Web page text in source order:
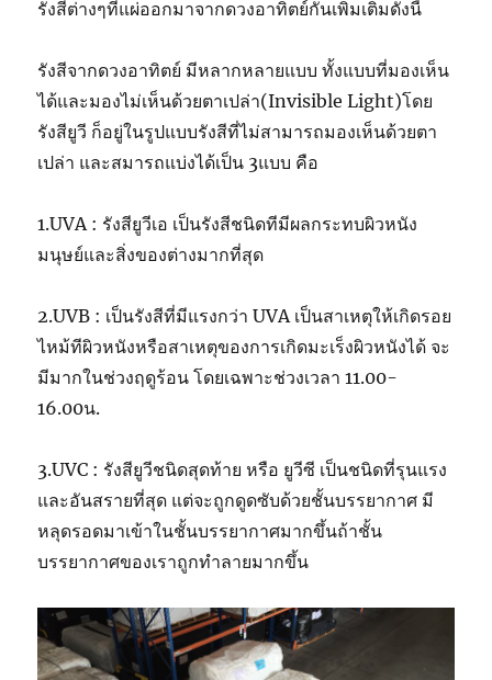
รังสีต่างๆที่แผ่ออกมาจากดวงอาทิตย์กันเพิ่มเติมดังนี้
รังสีจากดวงอาทิตย์ มีหลากหลายแบบ ทั้งแบบที่มองเห็น
ได้และมองไม่เห็นด้วยตาเปล่า(Invisible Light)โดย
รังสียูวี ก็อยู่ในรูปแบบรังสีที่ไม่สามารถมองเห็นด้วยตา
เปล่า และสมารถแบ่งได้เป็น 3แบบ คือ
1.UVA : รังสียูวีเอ เป็นรังสีชนิดทีมีผลกระทบผิวหนัง
มนุษย์และสิ่งของต่างมากที่สุด
2.UVB : เป็นรังสีที่มีแรงกว่า UVA เป็นสาเหตุให้เกิดรอย
ไหม้ทีผิวหนังหรือสาเหตุของการเกิดมะเร็งผิวหนังได้ จะ
มีมากในช่วงฤดูร้อน โดยเฉพาะช่วงเวลา 11.00-
16.00น.
3.UVC : รังสียูวีชนิดสุดท้าย หรือ ยูวีซี เป็นชนิดที่รุนแรง
และอันสรายที่สุด แต่จะถูกดูดซับด้วยชั้นบรรยากาศ มี
หลุดรอดมาเข้าในชั้นบรรยากาศมากขึ้นถ้าชั้น
บรรยากาศของเราถูกทำลายมากขึ้น